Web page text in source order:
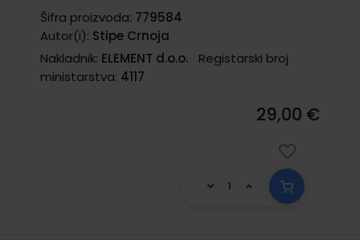
Šifra proizvoda: 779584
Autor(i): Stipe Crnoja
Nakladnik: ELEMENT d.o.o.
Registarski broj
ministarstva: 4117
29,00 €